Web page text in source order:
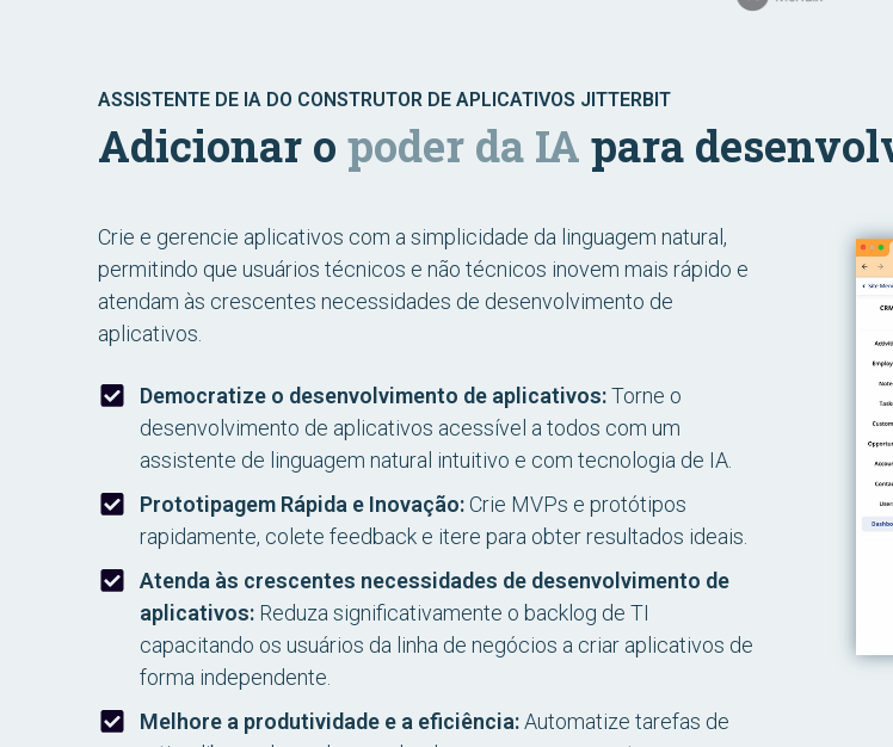
ASSISTENTE DE IA DO CONSTRUTOR DE APLICATIVOS JITTERBIT
Adicionar o poder da IA para
Crie e gerencie aplicativos com a simplicidade da linguagem natural,
permitindo que usuários técnicos e não técnicos inovem mais rápido e
atendam às crescentes necessidades de desenvolvimento de
aplicativos.
Democratize o desenvolvimento de aplicativos:Torne o
desenvolvimento de aplicativos acessível a todos com um
assistente de linguagem natural intuitivo e com tecnologia de IA.
Prototipagem Rápida e Inovação: Crie MVPs e protótipos
rapidamente, colete feedback e itere para obter resultados ideais.
Atenda às crescentes necessidades de desenvolvimento de
aplicativos: Reduza significativamente o backlog de TI
capacitando os usuários da linha de negócios a criar aplicativos de
forma independente.
Melhore a produtividade e a eficiência:Automatize tarefas de